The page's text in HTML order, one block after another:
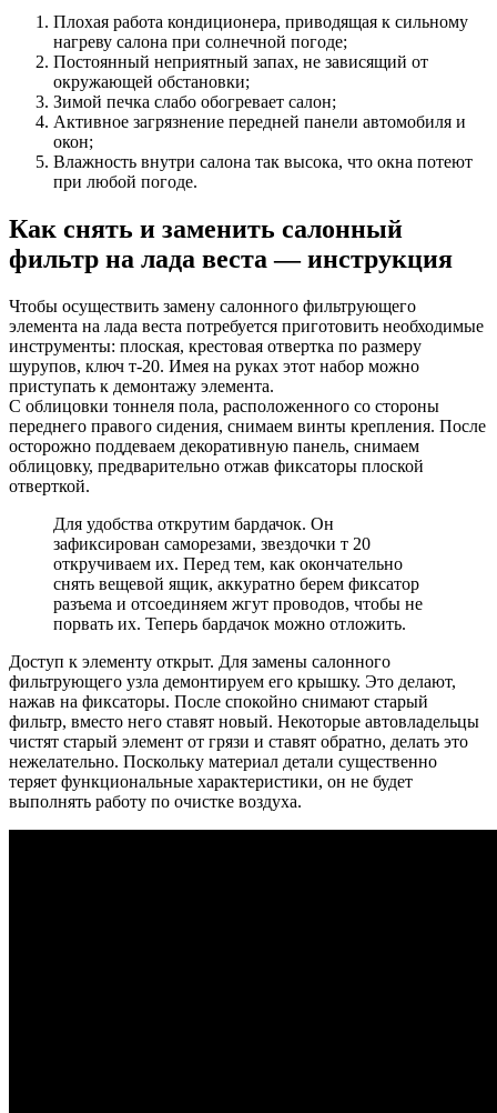
Плохая работа кондиционера, приводящая к сильному
нагреву салона при солнечной погоде;
Постоянный неприятный запах, не зависящий от
окружающей обстановки;
Зимой печка слабо обогревает салон;
Активное загрязнение передней панели автомобиля и
окон;
Влажность внутри салона так высока, что окна потеют
при любой погоде.
Как снять и заменить салонный
фильтр на лада веста — инструкция
Чтобы осуществить замену салонного фильтрующего
элемента на лада веста потребуется приготовить необходимые
инструменты: плоская, крестовая отвертка по размеру
шурупов, ключ т-20. Имея на руках этот набор можно
приступать к демонтажу элемента.
С облицовки тоннеля пола, расположенного со стороны
переднего правого сидения, снимаем винты крепления. После
осторожно поддеваем декоративную панель, снимаем
облицовку, предварительно отжав фиксаторы плоской
отверткой.
Для удобства открутим бардачок. Он
зафиксирован саморезами, звездочки т 20
откручиваем их. Перед тем, как окончательно
снять вещевой ящик, аккуратно берем фиксатор
разъема и отсоединяем жгут проводов, чтобы не
порвать их. Теперь бардачок можно отложить.
Доступ к элементу открыт. Для замены салонного
фильтрующего узла демонтируем его крышку. Это делают,
нажав на фиксаторы. После спокойно снимают старый
фильтр, вместо него ставят новый. Некоторые автовладельцы
чистят старый элемент от грязи и ставят обратно, делать это
нежелательно. Поскольку материал детали существенно
теряет функциональные характеристики, он не будет
выполнять работу по очистке воздуха.